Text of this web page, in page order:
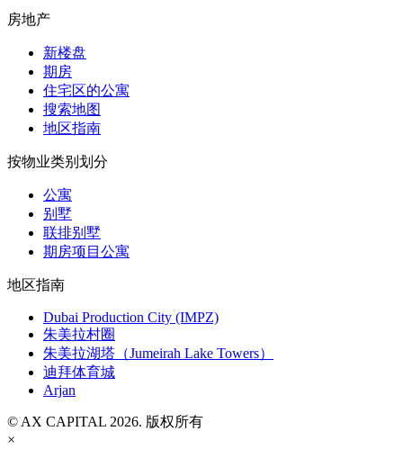
房地产
新楼盘
期房
住宅区的公寓
搜索地图
地区指南
按物业类别划分
公寓
别墅
联排别墅
期房项目公寓
地区指南
Dubai Production City (IMPZ)
朱美拉村圈
朱美拉湖塔（Jumeirah Lake Towers）
迪拜体育城
Arjan
© AX CAPITAL 2026. 版权所有
×